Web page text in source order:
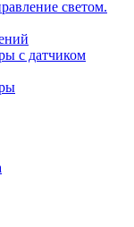
светом.
с датчиком